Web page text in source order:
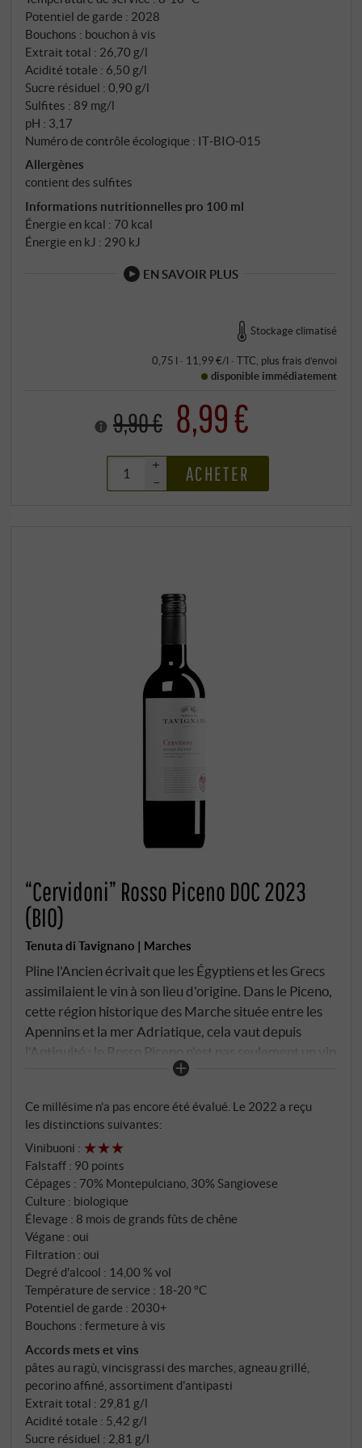
Potentiel de garde : 2028
Bouchons : bouchon à vis
Extrait total : 26,70 g/l
Acidité totale : 6,50 g/l
Sucre résiduel : 0,90 g/l
Sulfites : 89 mg/l
pH : 3,17
Numéro de contrôle écologique : IT‑BIO‑015
Allergènes
contient des sulfites
Informations nutritionnelles pro 100 ml
Énergie en kcal : 70 kcal
Énergie en kJ : 290 kJ
EN SAVOIR PLUS
Stockage climatisé
0,75 l · 11,99 €/l · TTC , plus frais d’envoi
disponible immédiatement
9,90 € 8,99 €
+
–
ACHETER
“Cervidoni” Rosso Piceno DOC 2023
(BIO)
Tenuta di Tavignano | Marches
Pline l'Ancien écrivait que les Égyptiens et les Grecs
assimilaient le vin à son lieu d'origine. Dans le Piceno,
cette région historique des Marche située entre les
Apennins et la mer Adriatique, cela vaut depuis
l'Antiquité : le Rosso Piceno n'est pas seulement un vin
– , c’est un nom de région qui s’est perpétué au fil des
rouges sur le "versant adriatique" de son domaine –
cette partie du vignoble qui descend vers la côte,
tandis que le Verdicchio pousse du côté opposé. Le
Montepulciano apporte du corps, des arômes de
fruits noirs et une structure tannique. Le Sangiovese
apporte de la fraîcheur et une vivacité aromatique.
Culture biologique depuis 2018.
Ce millésime n’a pas encore été évalué. Le 2022 a reçu
les distinctions suivantes:
Vinibuoni :
Falstaff : 90 points
Cépages : 70% Montepulciano, 30% Sangiovese
Culture : biologique
Élevage : 8 mois de grands fûts de chêne
Végane : oui
Filtration : oui
Degré d'alcool : 14,00 % vol
Température de service : 18‑20 °C
Potentiel de garde : 2030+
Bouchons : fermeture à vis
Accords mets et vins
pâtes au ragù, vincisgrassi des marches, agneau grillé,
pecorino affiné, assortiment d'antipasti
Extrait total : 29,81 g/l
Acidité totale : 5,42 g/l
Sucre résiduel : 2,81 g/l